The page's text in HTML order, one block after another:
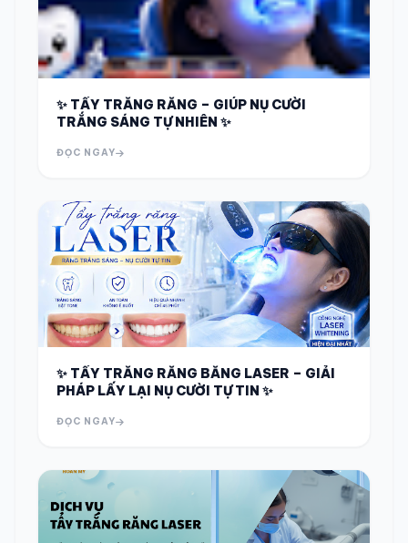
✨ TẨY TRẮNG RĂNG – GIÚP NỤ CƯỜI
TRẮNG SÁNG TỰ NHIÊN ✨
ĐỌC NGAY
✨ TẨY TRẮNG RĂNG BẰNG LASER – GIẢI
PHÁP LẤY LẠI NỤ CƯỜI TỰ TIN ✨
ĐỌC NGAY